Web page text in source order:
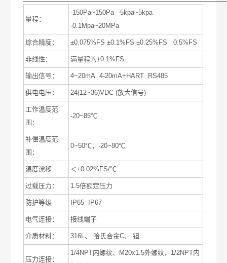
量程：
-150Pa~150Pa -5kpa~5kpa
-0.1Mpa~20MPa
综合精度： ±0.075%FS ±0.1%FS ±0.25%FS 0.5%FS
非线性： 满量程的±0.1%FS
输出信号： 4~20mA 4-20mA+HART RS485
供电电压： 24(12~36)VDC (放大信号)
工作温度范
围：
-20~85℃
补偿温度范
围：
0~50℃，-20~80℃
温度漂移 ＜±0.02%FS/℃
过载压力： 1.5倍额定压力
防护等级 IP65 IP67
电气连接： 接线端子
介质材料： 316L、 哈氏合金C、 钽
压力连接：
1/4NPT内螺纹、M20x1.5外螺纹，1/2NPT内